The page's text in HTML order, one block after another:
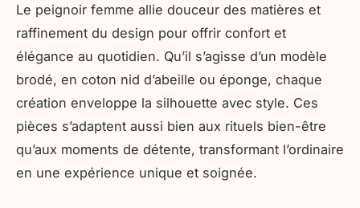
Le peignoir femme allie douceur des matières et
raffinement du design pour offrir confort et
élégance au quotidien. Qu’il s’agisse d’un modèle
brodé, en coton nid d’abeille ou éponge, chaque
création enveloppe la silhouette avec style. Ces
pièces s’adaptent aussi bien aux rituels bien-être
qu’aux moments de détente, transformant l’ordinaire
en une expérience unique et soignée.